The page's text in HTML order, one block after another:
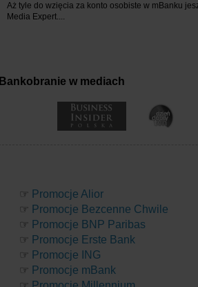
Aż tyle do wzięcia za konto osobiste w mBanku
Media Expert....
Bankobranie w mediach
☞ Promocje Alior
☞ Promocje Bezcenne Chwile
☞ Promocje BNP Paribas
☞ Promocje Erste Bank
☞ Promocje ING
☞ Promocje mBank